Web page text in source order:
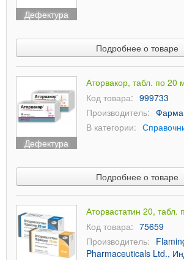
Дефектура
Подробнее о товаре
Дефектура
Аторвакор, табл. по 20
Код товара: 999733
Производитель:
В категории:
Подробнее о товаре
Аторвастатин 20,
Код товара: 75659
Производитель:
Pharmaceuticals Ltd.,